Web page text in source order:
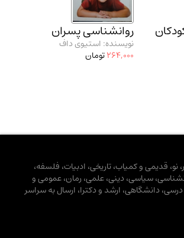
روانشناسی پسران
نویسنده: استیوی داف
264,000تومان
نو، قدیمی و کمیاب، تاریخی، ادبیات، فلسفه،
سیاسی، دینی، علمی، رمان، عمومی و
درسی، دانشگاهی، ارشد و دکترا، ارسال به سراسر